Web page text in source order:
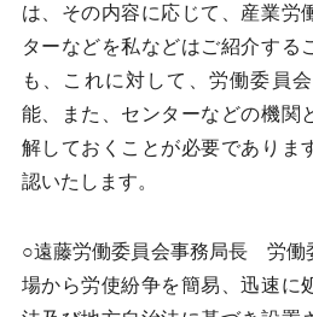
は、その内容に応じて、産業労
ターなどを私などはご紹介する
も、これに対して、労働委員
能、また、センターなどの機関
解しておくことが必要でありま
認いたします。
○遠藤労働委員会事務局長 労働
場から労使紛争を簡易、迅速に